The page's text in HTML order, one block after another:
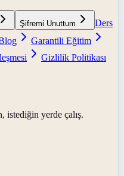
Şifremi Unuttum
Ders
Garantili Eğitim
Gizlilik Politikası
yerde çalış.